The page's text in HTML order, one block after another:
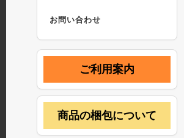
お問い合わせ
ご利用案内
商品の梱包について